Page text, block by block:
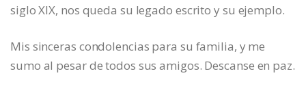
siglo XIX, nos queda su legado escrito y su ejemplo.
Mis sinceras condolencias para su familia, y me
sumo al pesar de todos sus amigos. Descanse en paz.